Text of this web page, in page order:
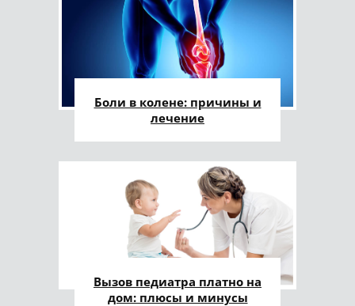
Боли в колене: причины и
лечение
Вызов педиатра платно на
дом: плюсы и минусы